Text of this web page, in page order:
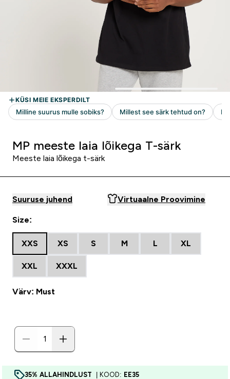
MP meeste laia lõikega T-särk
Meeste laia lõikega t-särk
Suuruse juhend Virtuaalne Proovimine
Size:
XXS XS S M L XL
XXL XXXL
Värv: Must
35% ALLAHINDLUST | KOOD: EE35